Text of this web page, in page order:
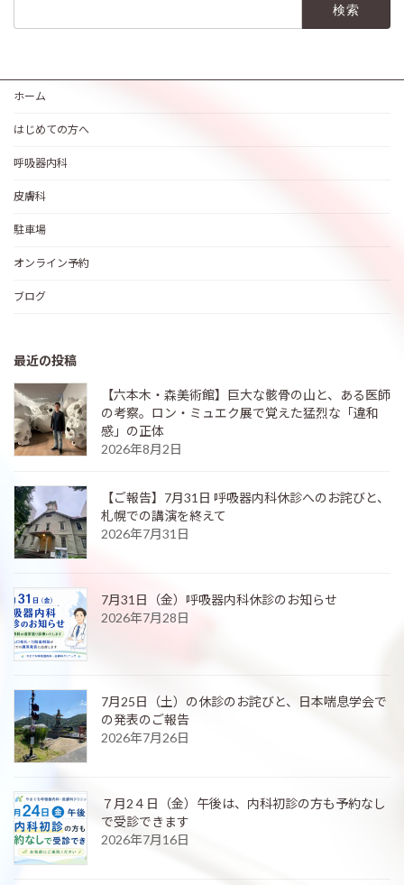
ホーム
はじめての方へ
呼吸器内科
皮膚科
駐車場
オンライン予約
ブログ
最近の投稿
【六本木・森美術館】巨大な骸骨の山と、ある医師
の考察。ロン・ミュエク展で覚えた猛烈な「違和
感」の正体
2026年8月2日
【ご報告】7月31日 呼吸器内科休診へのお詫びと、
札幌での講演を終えて
2026年7月31日
7月31日（金）呼吸器内科休診のお知らせ
2026年7月28日
7月25日（土）の休診のお詫びと、日本喘息学会で
の発表のご報告
2026年7月26日
７月2４日（金）午後は、内科初診の方も予約なし
で受診できます
2026年7月16日